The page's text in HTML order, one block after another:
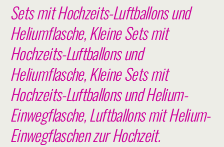
Sets mit Hochzeits-Luftballons und
Heliumflasche,Kleine Sets mit
Hochzeits-Luftballons und
Heliumflasche,Kleine Sets mit
Hochzeits-Luftballons und Helium-
Einwegflasche,Luftballons mit Helium-
Einwegflaschen zur Hochzeit.